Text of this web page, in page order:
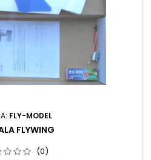
FLY-MODEL
FLYWING
(0)